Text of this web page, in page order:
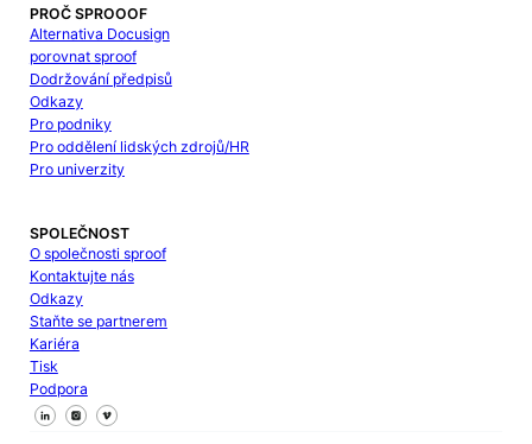
PROČ SPROOOF
Alternativa Docusign
porovnat sproof
Dodržování předpisů
Odkazy
Pro podniky
Pro oddělení lidských zdrojů/HR
Pro univerzity
SPOLEČNOST
O společnosti sproof
Kontaktujte nás
Odkazy
Staňte se partnerem
Kariéra
Tisk
Podpora
Sledujte nás na Facebooku
Sledujte nás na X
Sledujte nás na LinkedIn